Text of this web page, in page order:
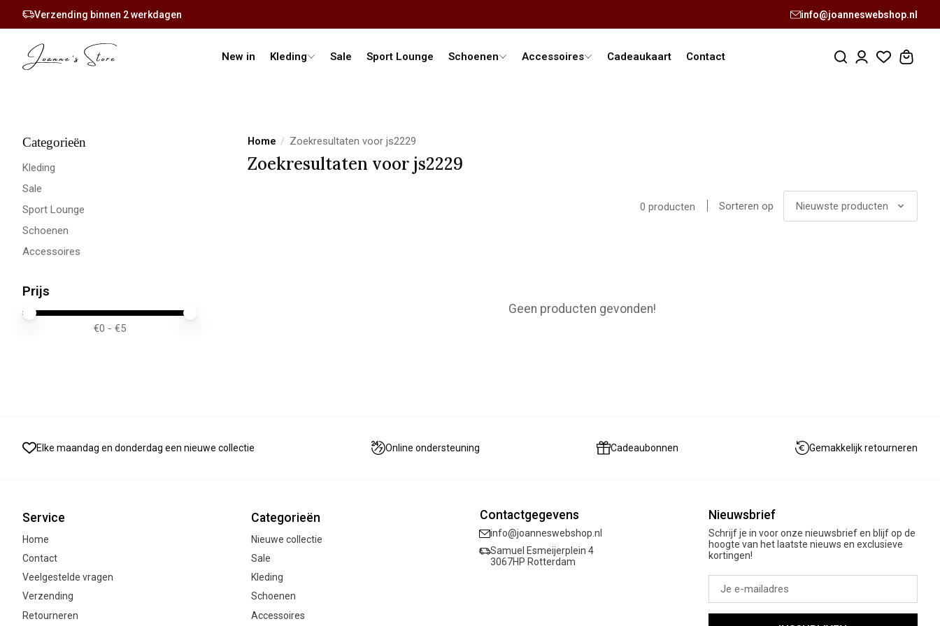
Verzending binnen 2 werkdagen info@joanneswebshop.nl
Kleding Sale Sport Lounge Schoenen Accessoires
New in Cadeaukaart Contact
Categorieën
Kleding
Sale
Sport Lounge
Schoenen
Accessoires
Prijs
Minimale prijswaarde
Price maximum value
€0 - €5
Home / Zoekresultaten voor js2229
Zoekresultaten voor js2229
0 producten Sorteren op Nieuwste producten
Geen producten gevonden!
Elke maandag en donderdag een nieuwe collectie Online ondersteuning Cadeaubonnen Gemakkelijk retourneren
Service
Home
Contact
Veelgestelde vragen
Verzending
Retourneren
Categorieën
Nieuwe collectie
Sale
Kleding
Schoenen
Accessoires
Contactgegevens
info@joanneswebshop.nl
Samuel Esmeijerplein 4
3067HP Rotterdam
Nieuwsbrief
Schrijf je in voor onze nieuwsbrief en blijf op de
hoogte van het laatste nieuws en exclusieve
kortingen!